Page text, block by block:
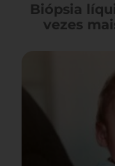
Biópsia
vezes